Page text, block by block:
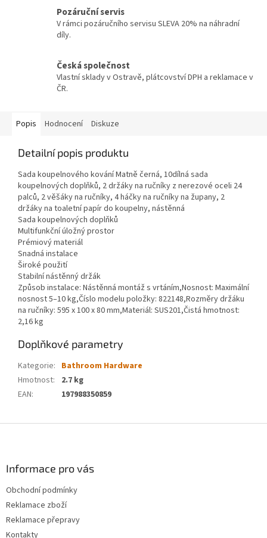
Pozáruční servis
V rámci pozáručního servisu SLEVA 20% na náhradní
díly.
Česká společnost
Vlastní sklady v Ostravě, plátcovství DPH a reklamace v
ČR.
Popis Hodnocení Diskuze
Detailní popis produktu
Sada koupelnového kování Matně černá, 10dílná sada
koupelnových doplňků, 2 držáky na ručníky z nerezové oceli 24
palců, 2 věšáky na ručníky, 4 háčky na ručníky na župany, 2
držáky na toaletní papír do koupelny, nástěnná
Sada koupelnových doplňků
Multifunkční úložný prostor
Prémiový materiál
Snadná instalace
Široké použití
Stabilní nástěnný držák
Způsob instalace: Nástěnná montáž s vrtáním,Nosnost: Maximální
nosnost 5–10 kg,Číslo modelu položky: 822148,Rozměry držáku
na ručníky: 595 x 100 x 80 mm,Materiál: SUS201,Čistá hmotnost:
2,16 kg
Doplňkové parametry
Kategorie: Bathroom Hardware
Hmotnost:
2.7 kg
EAN: 197988350859
Informace pro vás
Obchodní podmínky
Reklamace zboží
Reklamace přepravy
Kontakty